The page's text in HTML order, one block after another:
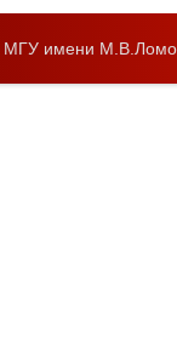
МГУ имени